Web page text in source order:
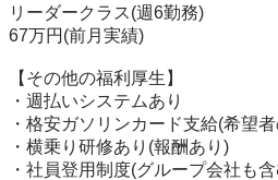
リーダークラス(週6勤務)
67万円(前月実績)
【その他の福利厚生】
・週払いシステムあり
・格安ガソリンカード支給(希望
・横乗り研修あり(報酬あり)
・社員登用制度(グループ会社も